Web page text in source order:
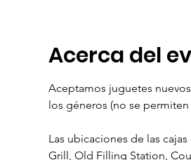
Acerca del
Aceptamos juguetes
los géneros (no se
Las ubicaciones de las
Grill, Old Filling Station,